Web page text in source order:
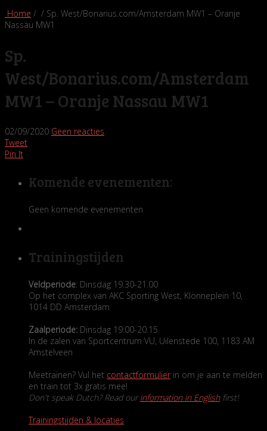
Home / / Sp. West/Bonarius.com/Amsterdam MW1 – Oranje
Nassau MW1
Sp.
West/Bonarius.com/Amsterdam
MW1 – Oranje Nassau MW1
02/09/2020 Geen reacties
Tweet
Pin It
Komende evenementen:
Geen komende evenementen
Trainingstijden
Veldperiode: Dinsdag 19.30-21.00
Op het complex van AKC Sporting West, Klönneplein 10,
1014 DD Amsterdam
Zaalperiode: Dinsdag 19:00-20.15
In de zalen van Sportcentrum VU, Uilenstede 100, 1183 AM
Amstelveen
Meetrainen? Vul het contactformulierin om je aan te melden
en train tot 3x gratis mee!
Don't speak Dutch? Read ourinformation in Englishfirst!
Trainingstijden & locaties